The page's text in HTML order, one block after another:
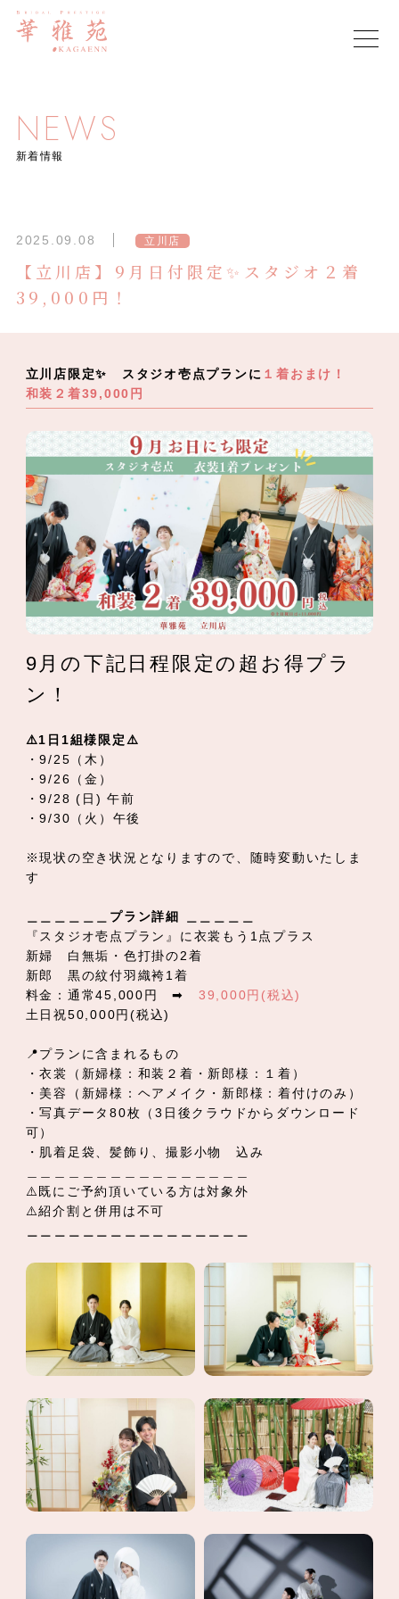
NEWS
新着情報
2025.09.08 立川店
【立川店】9月日付限定✨スタジオ２着
39,000円！
立川店限定✨ スタジオ壱点プランに １着おまけ！
和装２着39,000円
9月の下記日程限定の超お得プラ
ン！
⚠️1日1組様限定⚠️
・9/25（木）
・9/26（金）
・9/28 (日) 午前
・9/30（火）午後
※現状の空き状況となりますので、随時変動いたしま
す
＿＿＿＿＿＿プラン詳細 ＿＿＿＿＿
『スタジオ壱点プラン』に衣裳もう1点プラス
新婦 白無垢・色打掛の2着
新郎 黒の紋付羽織袴1着
料金：通常45,000円 ➡ 39,000円(税込)
土日祝50,000円(税込)
📍プランに含まれるもの
・衣裳（新婦様：和装２着・新郎様：１着）
・美容（新婦様：ヘアメイク・新郎様：着付けのみ）
・写真データ80枚（3日後クラウドからダウンロード
可）
・肌着足袋、髪飾り、撮影小物 込み
⚠️既にご予約頂いている方は対象外
⚠️紹介割と併用は不可